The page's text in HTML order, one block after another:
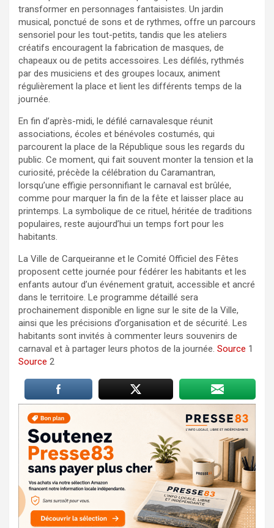
transformer en personnages fantaisistes. Un jardin
musical, ponctué de sons et de rythmes, offre un parcours
sensoriel pour les tout-petits, tandis que les ateliers
créatifs encouragent la fabrication de masques, de
chapeaux ou de petits accessoires. Les défilés, rythmés
par des musiciens et des groupes locaux, animent
régulièrement la place et lient les différents temps de la
journée.
En fin d’après-midi, le défilé carnavalesque réunit
associations, écoles et bénévoles costumés, qui
parcourent la place de la République sous les regards du
public. Ce moment, qui fait souvent monter la tension et la
curiosité, précède la célébration du Caramantran,
lorsqu’une effigie personnifiant le carnaval est brûlée,
comme pour marquer la fin de la fête et laisser place au
printemps. La symbolique de ce rituel, héritée de traditions
populaires, reste aujourd’hui un temps fort pour les
habitants.
La Ville de Carqueiranne et le Comité Officiel des Fêtes
proposent cette journée pour fédérer les habitants et les
enfants autour d’un événement gratuit, accessible et ancré
dans le territoire. Le programme détaillé sera
prochainement disponible en ligne sur le site de la Ville,
ainsi que les précisions d’organisation et de sécurité. Les
habitants sont invités à commenter leurs souvenirs de
carnaval et à partager leurs photos de la journée. Source 1
Source 2